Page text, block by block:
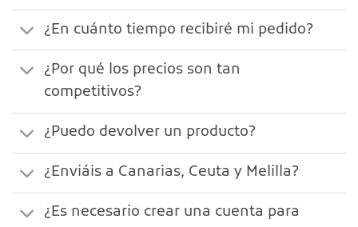
¿En cuánto tiempo recibiré mi pedido?
¿Por qué los precios son tan
competitivos?
¿Puedo devolver un producto?
¿Enviáis a Canarias, Ceuta y Melilla?
¿Es necesario crear una cuenta para